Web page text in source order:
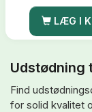
LÆG I
Udstødning
Find
for solid kvalitet